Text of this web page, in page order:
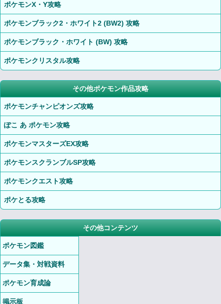
ポケモンX・Y攻略
ポケモンブラック2・ホワイト2 (BW2) 攻略
ポケモンブラック・ホワイト (BW) 攻略
ポケモンクリスタル攻略
その他ポケモン作品攻略
ポケモンチャンピオンズ攻略
ぽこ あ ポケモン攻略
ポケモンマスターズEX攻略
ポケモンスクランブルSP攻略
ポケモンクエスト攻略
ポケとる攻略
その他コンテンツ
ポケモン図鑑
データ集・対戦資料
ポケモン育成論
掲示板